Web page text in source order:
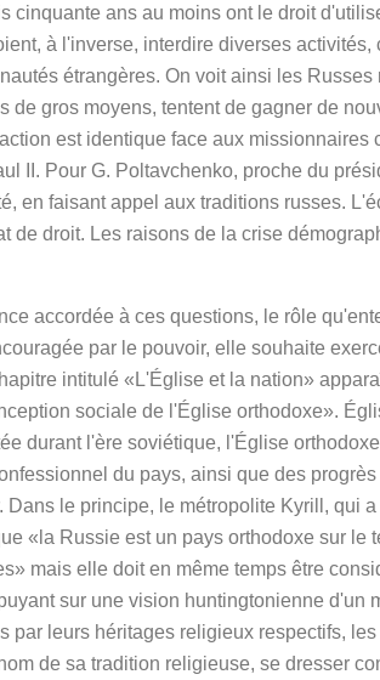
cinquante ans au moins ont le droit
à l'inverse, interdire diverses
étrangères. On voit ainsi les
de gros moyens, tentent de gagner de
est identique face aux
II. Pour G. Poltavchenko, proche du
en faisant appel aux traditions russes.
de droit. Les raisons de la crise
accordée à ces questions, le rôle
par le pouvoir, elle souhaite
intitulé «L'Église et la nation»
sociale de l'Église orthodoxe».
durant l'ère soviétique, l'Église
du pays, ainsi que des
Dans le principe, le métropolite Kyrill, qui
«la Russie est un pays orthodoxe sur le
mais elle doit en même temps être
sur une vision huntingtonienne d'un
par leurs héritages religieux respectifs,
de sa tradition religieuse, se dresser